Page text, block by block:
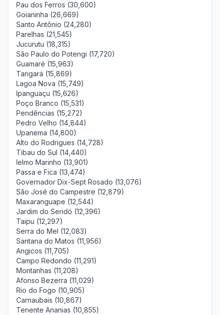
Pau dos Ferros (30,600)
Goianinha (26,669)
Santo Antônio (24,280)
Parelhas (21,545)
Jucurutu (18,315)
São Paulo do Potengi (17,720)
Guamaré (15,963)
Tangará (15,869)
Lagoa Nova (15,749)
Ipanguaçu (15,626)
Poço Branco (15,531)
Pendências (15,272)
Pedro Velho (14,844)
Upanema (14,800)
Alto do Rodrigues (14,728)
Tibau do Sul (14,440)
Ielmo Marinho (13,901)
Passa e Fica (13,474)
Governador Dix-Sept Rosado (13,076)
São José do Campestre (12,879)
Maxaranguape (12,544)
Jardim do Seridó (12,396)
Taipu (12,297)
Serra do Mel (12,083)
Santana do Matos (11,956)
Angicos (11,705)
Campo Redondo (11,291)
Montanhas (11,208)
Afonso Bezerra (11,029)
Rio do Fogo (10,905)
Carnaubais (10,867)
Tenente Ananias (10,855)